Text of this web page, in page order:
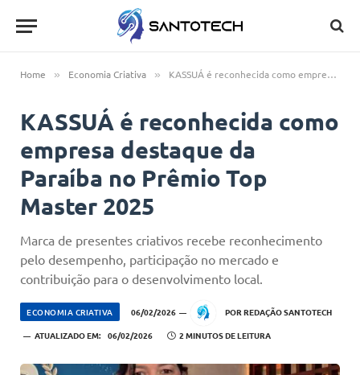
Home » Economia Criativa » KASSUÁ é reconhecida como empresa destaque da Paraíba no Prêmio Top Master 2025
KASSUÁ é reconhecida como
empresa destaque da
Paraíba no Prêmio Top
Master 2025
Marca de presentes criativos recebe reconhecimento
pelo desempenho, participação no mercado e
contribuição para o desenvolvimento local.
ECONOMIA CRIATIVA 06/02/2026 POR REDAÇÃO SANTOTECH
ATUALIZADO EM: 06/02/2026 2 MINUTOS DE LEITURA